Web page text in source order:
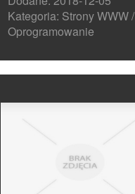
Kategoria: Strony WWW /
Oprogramowanie